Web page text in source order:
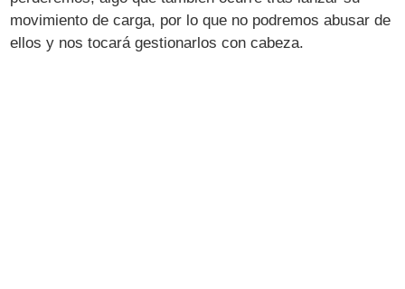
movimiento de carga, por lo que no podremos abusar de
ellos y nos tocará gestionarlos con cabeza.